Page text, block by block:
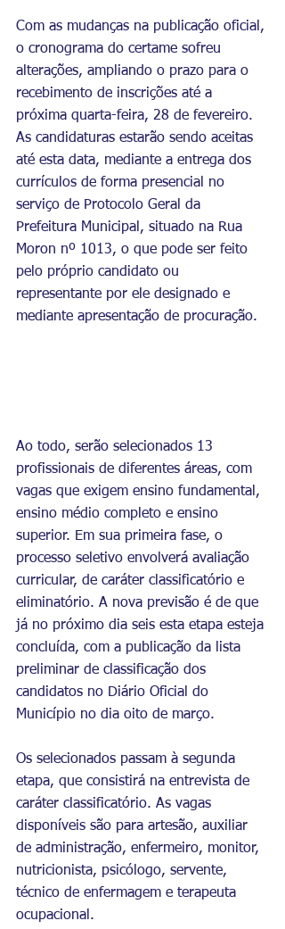
Com as mudanças na publicação oficial,
o cronograma do certame sofreu
alterações, ampliando o prazo para o
recebimento de inscrições até a
próxima quarta-feira, 28 de fevereiro.
As candidaturas estarão sendo aceitas
até esta data, mediante a entrega dos
currículos de forma presencial no
serviço de Protocolo Geral da
Prefeitura Municipal, situado na Rua
Moron nº 1013, o que pode ser feito
pelo próprio candidato ou
representante por ele designado e
mediante apresentação de procuração.
Ao todo, serão selecionados 13
profissionais de diferentes áreas, com
vagas que exigem ensino fundamental,
ensino médio completo e ensino
superior. Em sua primeira fase, o
processo seletivo envolverá avaliação
curricular, de caráter classificatório e
eliminatório. A nova previsão é de que
já no próximo dia seis esta etapa esteja
concluída, com a publicação da lista
preliminar de classificação dos
candidatos no Diário Oficial do
Município no dia oito de março.
Os selecionados passam à segunda
etapa, que consistirá na entrevista de
caráter classificatório. As vagas
disponíveis são para artesão, auxiliar
de administração, enfermeiro, monitor,
nutricionista, psicólogo, servente,
técnico de enfermagem e terapeuta
ocupacional.